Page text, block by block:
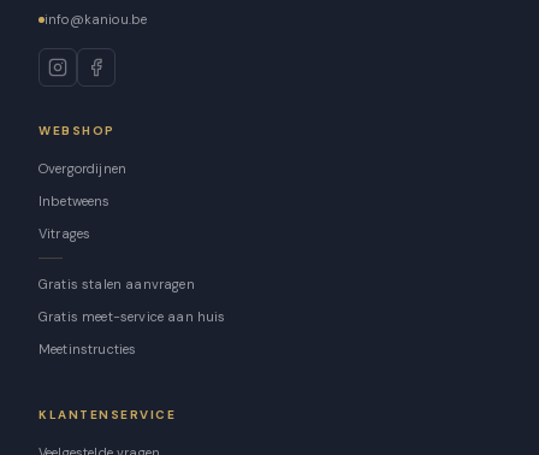
Overgordijnen
Inbetweens
Vitrages
Gratis meet-service aan huis
Meetinstructies
Veelgestelde vragen
Verzending & levering